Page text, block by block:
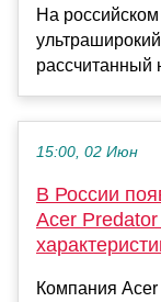
На
рассчитанный
15:00, 02 Июн
В России
Acer
Компания